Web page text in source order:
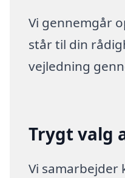
Vi gennemgår
står til din
vejledning
Trygt valg
Vi samarbejder